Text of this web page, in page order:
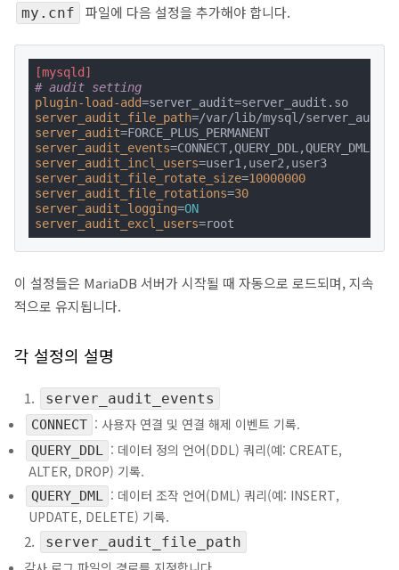
my.cnf 파일에 다음 설정을 추가해야 합니다.
[mysqld]
# audit setting
plugin-load-add
server_audit_file_path
server_audit
server_audit_events
server_audit_incl_users
server_audit_file_rotate_size=10000000
server_audit_file_rotations=30
server_audit_logging=ON
server_audit_excl_users=root
이 설정들은 MariaDB 서버가 시작될 때 자동으로 로드되며, 지속
적으로 유지됩니다.
각 설정의 설명
server_audit_events
CONNECT : 사용자 연결 및 연결 해제 이벤트 기록.
QUERY_DDL : 데이터 정의 언어(DDL) 쿼리(예: CREATE,
ALTER, DROP) 기록.
QUERY_DML : 데이터 조작 언어(DML) 쿼리(예: INSERT,
UPDATE, DELETE) 기록.
server_audit_file_path